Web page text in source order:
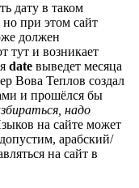
дату в таком
но при этом сайт
должен
тут и возникает
date выведет месяца
Вова Теплов создал
и прошёлся бы
надо
на сайте может
арабский/
на сайт в